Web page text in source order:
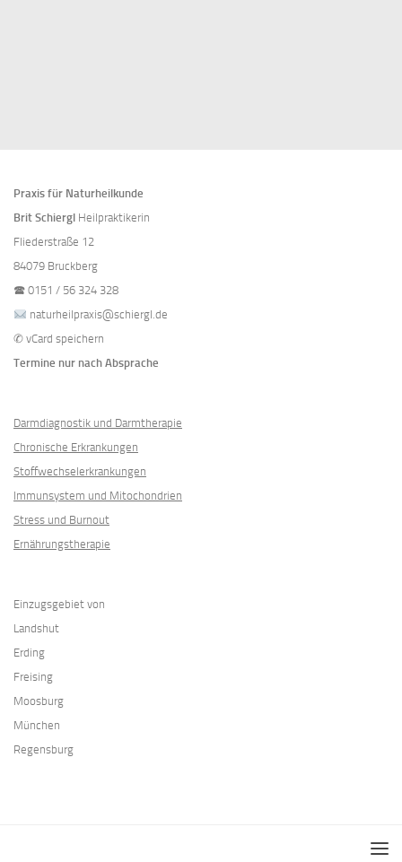
Praxis für Naturheilkunde
Brit Schiergl Heilpraktikerin
Fliederstraße 12
84079 Bruckberg
🕿 0151 / 56 324 328
naturheilpraxis@schiergl.de
✆ vCard speichern
Termine nur nach Absprache
Darmdiagnostik und Darmtherapie
Chronische Erkrankungen
Stoffwechselerkrankungen
Immunsystem und Mitochondrien
Stress und Burnout
Ernährungstherapie
Einzugsgebiet von
Landshut
Erding
Freising
Moosburg
München
Regensburg